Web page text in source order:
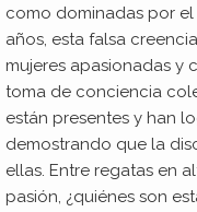
como dominadas por
años, esta falsa
mujeres apasionadas y
toma de conciencia
están presentes y han
demostrando que la
ellas. Entre regatas en
pasión, ¿quiénes son